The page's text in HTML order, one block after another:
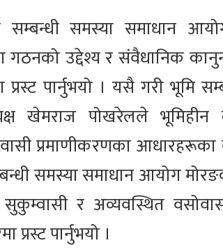
सम्बन्धी समस्या समाधान
उद्देश्य र संवैधानिक
प्रस्ट पार्नुभयो । यसै गरी भूमि
खेमराज पोखरेलले भूमिहीन
प्रमाणीकरणका आधारहरूका
समस्या समाधान आयोग
सुकुम्वासी र अव्यवस्थित
प्रस्ट पार्नुभयो ।